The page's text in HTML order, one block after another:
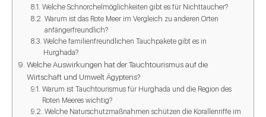
Welche Schnorchelmöglichkeiten gibt es für Nichttaucher?
Warum ist das Rote Meer im Vergleich zu anderen Orten
anfängerfreundlich?
Welche familienfreundlichen Tauchpakete gibt es in
Hurghada?
Welche Auswirkungen hat der Tauchtourismus auf die
Wirtschaft und Umwelt Ägyptens?
Warum ist Tauchtourismus für Hurghada und die Region des
Roten Meeres wichtig?
Welche Naturschutzmaßnahmen schützen die Korallenriffe im